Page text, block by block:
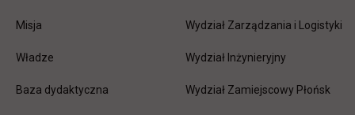
Misja
Władze
Baza dydaktyczna
Wydział Zarządzania i Logistyki
Wydział Inżynieryjny
Wydział Zamiejscowy Płońsk